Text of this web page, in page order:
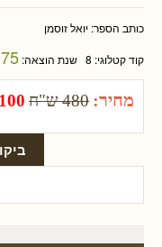
כותב הספר: יואל זוסמן
קוד קטלוגי: 8 שנת הוצאה:
מחיר: 480 ש"ח 100 ש"ח